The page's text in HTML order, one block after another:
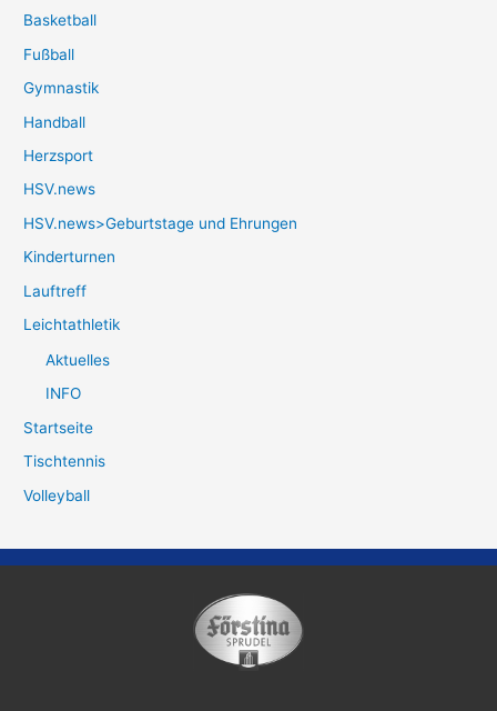
Basketball
Fußball
Gymnastik
Handball
Herzsport
HSV.news
HSV.news>Geburtstage und Ehrungen
Kinderturnen
Lauftreff
Leichtathletik
Aktuelles
INFO
Startseite
Tischtennis
Volleyball